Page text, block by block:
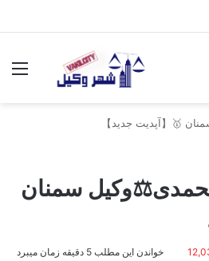
سمنان
خواندن این مطلب 5 دقیقه زمان میبرد